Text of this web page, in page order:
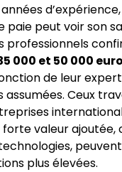
paie peut voir son
professionnels
000 et 50 000
de leur
assumées. Ceux
valeur ajoutée,
plus élevées.